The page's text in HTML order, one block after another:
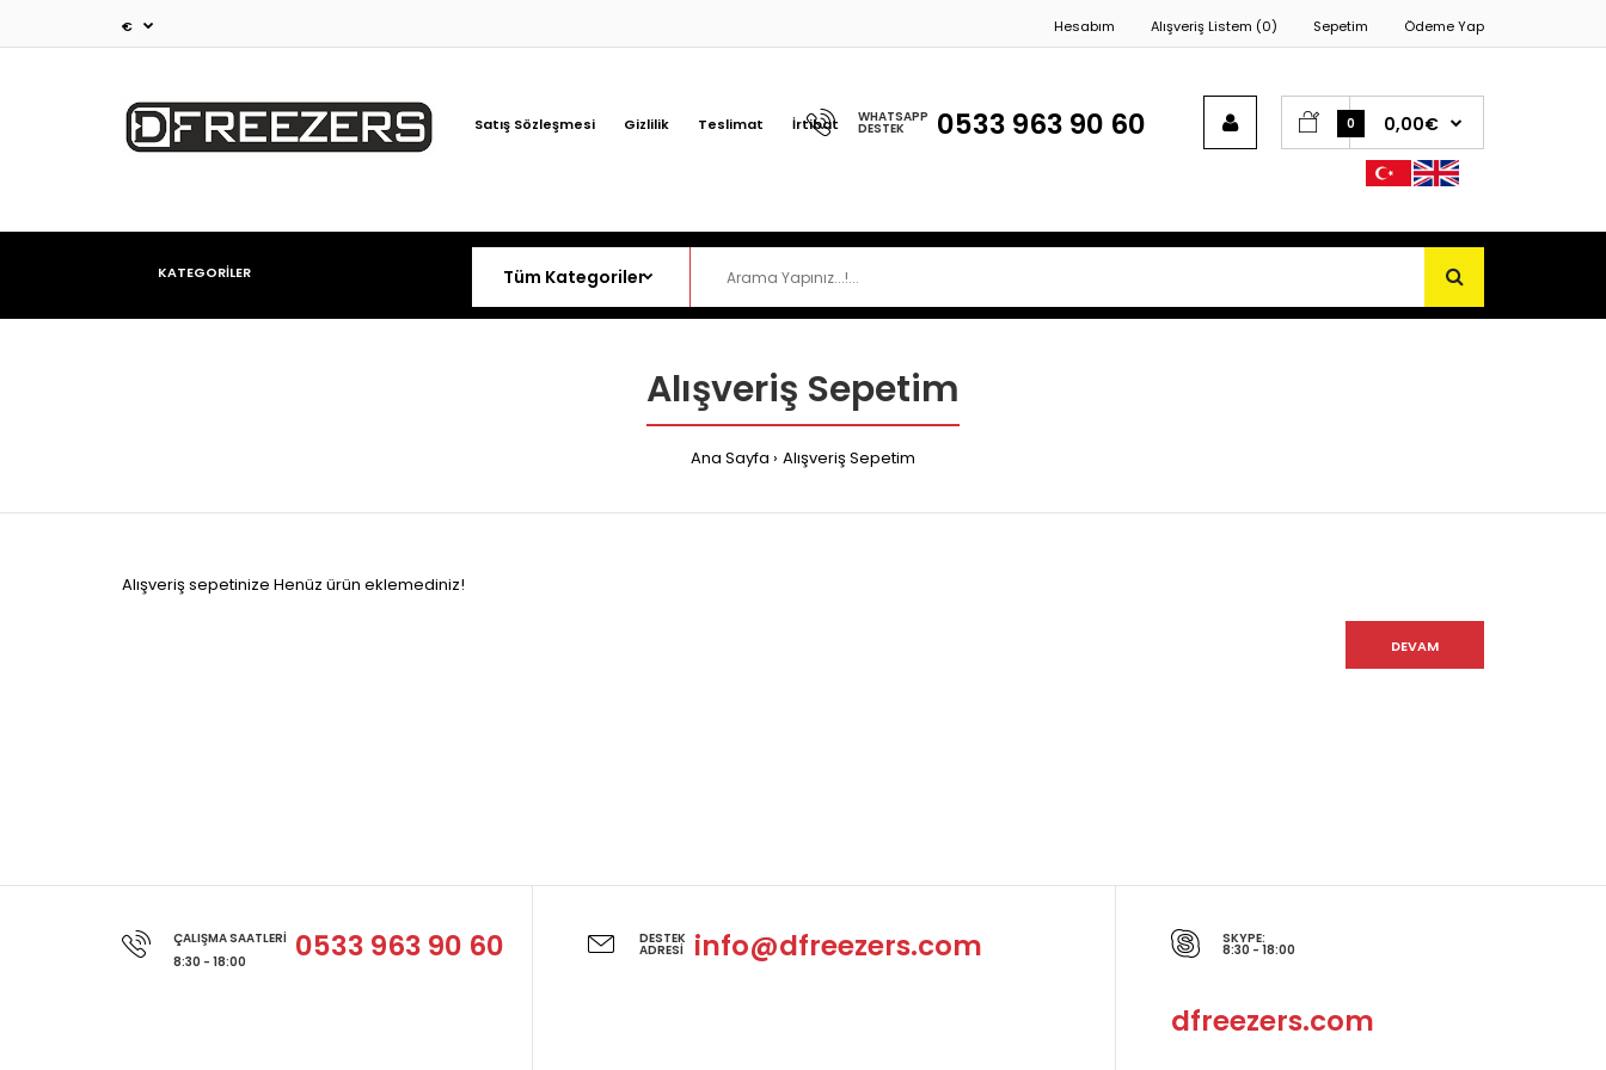
Hesabım Alışveriş Listem (0) Sepetim Ödeme Yap
€
Satış Sözleşmesi Gizlilik Teslimat İrtibat WHATSAPP
DESTEK 0533 963 90 60 0 0,00€
KATEGORİLER
Alışveriş Sepetim
Ana Sayfa Alışveriş Sepetim
Alışveriş sepetinize Henüz ürün eklemediniz!
DEVAM
ÇALIŞMA SAATLERI
8:30 - 18:00
0533 963 90 60 DESTEK
ADRESI info@dfreezers.com SKYPE:
8:30 - 18:00
dfreezers.com